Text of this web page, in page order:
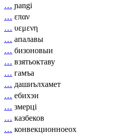
… ɲangi
… επαν
… υεμενη
… апалавы
… бизоновыи
… взятьоктаву
… гамъа
… дашиълхамет
… ебихэи
… змерці
… казбеков
… конвекционноеох